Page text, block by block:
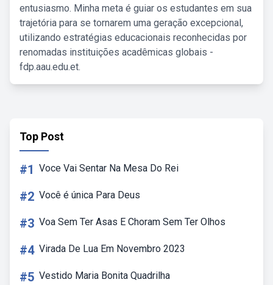
entusiasmo. Minha meta é guiar os estudantes em sua
trajetória para se tornarem uma geração excepcional,
utilizando estratégias educacionais reconhecidas por
renomadas instituições acadêmicas globais -
fdp.aau.edu.et.
Top Post
#1 Voce Vai Sentar Na Mesa Do Rei
#2 Você é única Para Deus
#3 Voa Sem Ter Asas E Choram Sem Ter Olhos
#4 Virada De Lua Em Novembro 2023
#5 Vestido Maria Bonita Quadrilha